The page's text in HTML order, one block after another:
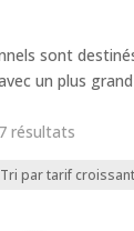
sont
un plus
résultats